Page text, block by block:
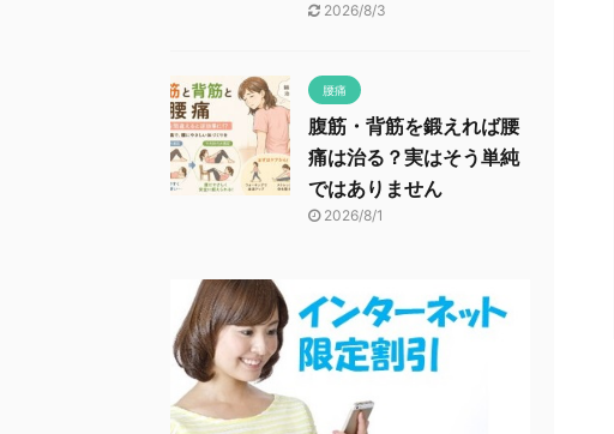
2026/8/3
腰痛
腹筋・背筋を鍛えれば腰
痛は治る？実はそう単純
ではありません
2026/8/1